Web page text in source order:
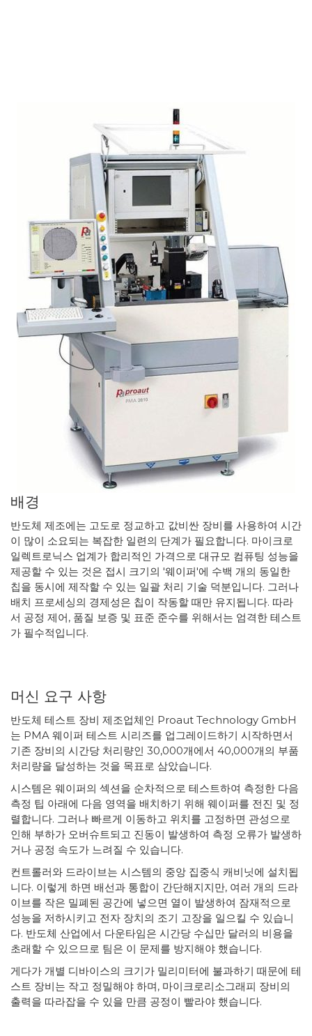
배경
반도체 제조에는 고도로 정교하고 값비싼 장비를 사용하여 시간
이 많이 소요되는 복잡한 일련의 단계가 필요합니다. 마이크로
일렉트로닉스 업계가 합리적인 가격으로 대규모 컴퓨팅 성능을
제공할 수 있는 것은 접시 크기의 '웨이퍼'에 수백 개의 동일한
칩을 동시에 제작할 수 있는 일괄 처리 기술 덕분입니다. 그러나
배치 프로세싱의 경제성은 칩이 작동할 때만 유지됩니다. 따라
서 공정 제어, 품질 보증 및 표준 준수를 위해서는 엄격한 테스트
가 필수적입니다.
머신 요구 사항
반도체 테스트 장비 제조업체인 Proaut Technology GmbH
는 PMA 웨이퍼 테스트 시리즈를 업그레이드하기 시작하면서
기존 장비의 시간당 처리량인 30,000개에서 40,000개의 부품
처리량을 달성하는 것을 목표로 삼았습니다.
시스템은 웨이퍼의 섹션을 순차적으로 테스트하여 측정한 다음
측정 팁 아래에 다음 영역을 배치하기 위해 웨이퍼를 전진 및 정
렬합니다. 그러나 빠르게 이동하고 위치를 고정하면 관성으로
인해 부하가 오버슈트되고 진동이 발생하여 측정 오류가 발생하
거나 공정 속도가 느려질 수 있습니다.
컨트롤러와 드라이브는 시스템의 중앙 집중식 캐비닛에 설치됩
니다. 이렇게 하면 배선과 통합이 간단해지지만, 여러 개의 드라
이브를 작은 밀폐된 공간에 넣으면 열이 발생하여 잠재적으로
성능을 저하시키고 전자 장치의 조기 고장을 일으킬 수 있습니
다. 반도체 산업에서 다운타임은 시간당 수십만 달러의 비용을
초래할 수 있으므로 팀은 이 문제를 방지해야 했습니다.
게다가 개별 디바이스의 크기가 밀리미터에 불과하기 때문에 테
스트 장비는 작고 정밀해야 하며, 마이크로리소그래피 장비의
출력을 따라잡을 수 있을 만큼 공정이 빨라야 했습니다.